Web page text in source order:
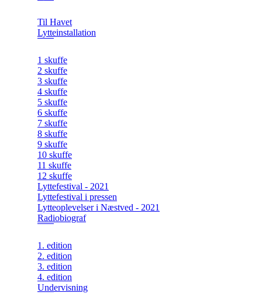
Til Havet
Lytteinstallation
1 skuffe
2 skuffe
3 skuffe
4 skuffe
5 skuffe
6 skuffe
7 skuffe
8 skuffe
9 skuffe
10 skuffe
11 skuffe
12 skuffe
Lyttefestival - 2021
Lyttefestival i pressen
Lytteoplevelser i Næstved - 2021
Radiobiograf
1. edition
2. edition
3. edition
4. edition
Undervisning